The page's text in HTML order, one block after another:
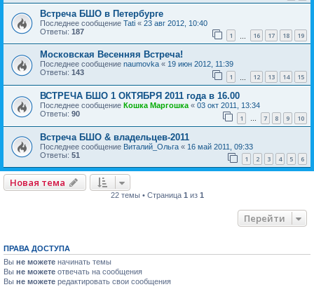
Встреча БШО в Петербурге
Последнее сообщение Tati « 23 авг 2012, 10:40
Ответы: 187 1 16 17 18 19
Московская Весенняя Встреча!
Последнее сообщение naumovka « 19 июн 2012, 11:39
Ответы: 143 1 12 13 14 15
ВСТРЕЧА БШО 1 ОКТЯБРЯ 2011 года в 16.00
Последнее сообщение Кошка Маргошка « 03 окт 2011, 13:34
Ответы: 90 1 … 7 8 9 10
Встреча БШО & владельцев-2011
Последнее сообщение Виталий_Ольга « 16 май 2011, 09:33
Ответы: 51 1 2 3 4 5 6
Новая тема
22 темы • Страница 1 из 1
Перейти
ПРАВА ДОСТУПА
Вы не можете начинать темы
Вы не можете отвечать на сообщения
Вы не можете редактировать свои сообщения